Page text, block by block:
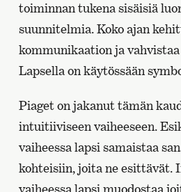
toiminnan tukena sisäisiä
suunnitelmia. Koko ajan
kommunikaation ja
Lapsella on käytössään
Piaget on jakanut tämän
intuitiiviseen vaiheeseen.
vaiheessa lapsi samaistaa
kohteisiin, joita ne esittävät.
vaiheessa lapsi muodostaa